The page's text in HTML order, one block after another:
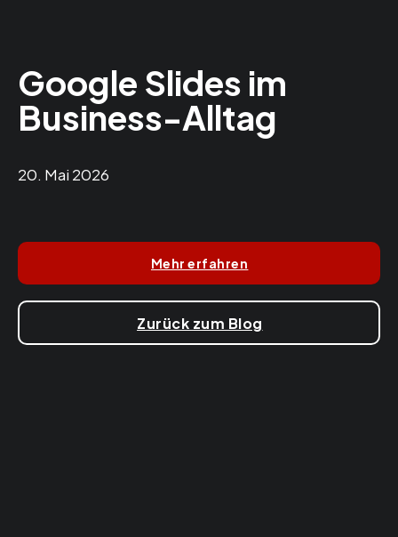
Google Slides im
Business-Alltag
20. Mai 2026
Mehr erfahren
Zurück zum Blog